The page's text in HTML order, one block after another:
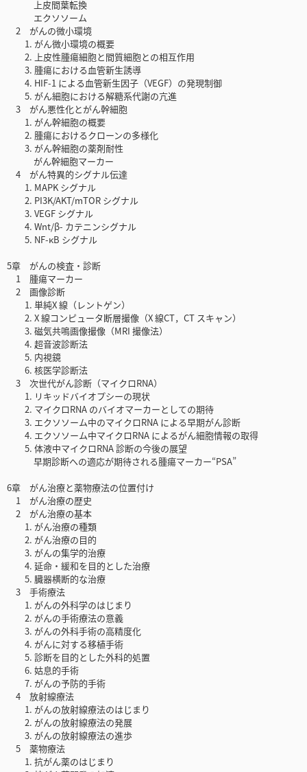
上皮間葉転換
エクソソーム
2 がんの微小環境
1. がん微小環境の概要
2. 上皮性腫瘍細胞と間質細胞との相互作用
3. 腫瘍における血管新生誘導
4. HIF-1 による血管新生因子（VEGF）の発現制御
5. がん細胞における解糖系代謝の亢進
3 がん悪性化とがん幹細胞
1. がん幹細胞の概要
2. 腫瘍におけるクローンの多様化
3. がん幹細胞の薬剤耐性
がん幹細胞マーカー
4 がん特異的シグナル伝達
1. MAPK シグナル
2. PI3K/AKT/mTOR シグナル
3. VEGF シグナル
4. Wnt/β- カテニンシグナル
5. NF-κB シグナル
5章 がんの検査・診断
1 腫瘍マーカー
2 画像診断
1. 単純X 線（レントゲン）
2. X 線コンピュータ断層撮像（X 線CT，CT スキャン）
3. 磁気共鳴画像撮像（MRI 撮像法）
4. 超音波診断法
5. 内視鏡
6. 核医学診断法
3 次世代がん診断（マイクロRNA）
1. リキッドバイオプシーの現状
2. マイクロRNA のバイオマーカーとしての期待
3. エクソソーム中のマイクロRNA による早期がん診断
4. エクソソーム中マイクロRNA によるがん細胞情報の取得
5. 体液中マイクロRNA 診断の今後の展望
早期診断への適応が期待される腫瘍マーカー“PSA”
6章 がん治療と薬物療法の位置付け
1 がん治療の歴史
2 がん治療の基本
1. がん治療の種類
2. がん治療の目的
3. がんの集学的治療
4. 延命・緩和を目的とした治療
5. 臓器横断的な治療
3 手術療法
1. がんの外科学のはじまり
2. がんの手術療法の意義
3. がんの外科手術の高精度化
4. がんに対する移植手術
5. 診断を目的とした外科的処置
6. 姑息的手術
7. がんの予防的手術
4 放射線療法
1. がんの放射線療法のはじまり
2. がんの放射線療法の発展
3. がんの放射線療法の進歩
5 薬物療法
1. 抗がん薬のはじまり